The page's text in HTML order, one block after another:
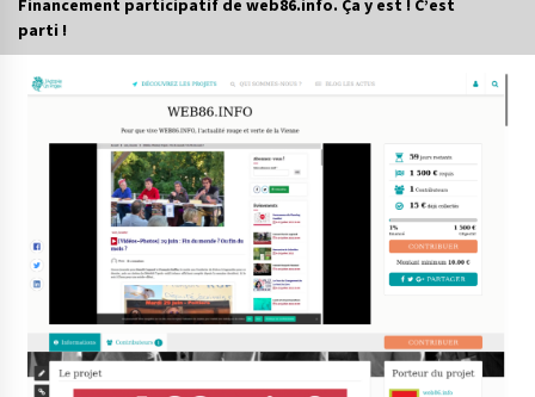
Financement participatif de web86.info. Ça y est ! C’est
parti !